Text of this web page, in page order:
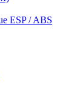
ESP / ABS